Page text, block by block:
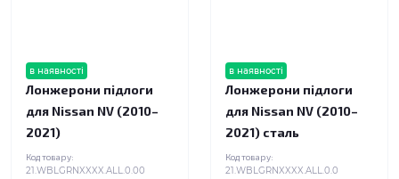
в наявності
Лонжерони підлоги
для Nissan NV (2010–
2021)
Код товару:
21.WBLGRNXXXX.ALL.0.00
в наявності
Лонжерони підлоги
для Nissan NV (2010–
2021) сталь
Код товару:
21.WBLGRNXXXX.ALL.0.0